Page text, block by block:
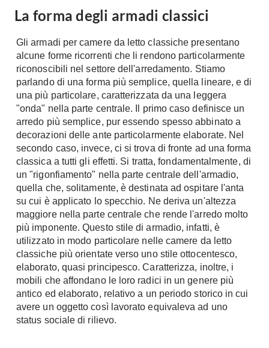
La forma degli armadi classici
Gli armadi per camere da letto classiche presentano
alcune forme ricorrenti che li rendono particolarmente
riconoscibili nel settore dell'arredamento. Stiamo
parlando di una forma più semplice, quella lineare, e di
una più particolare, caratterizzata da una leggera
"onda" nella parte centrale. Il primo caso definisce un
arredo più semplice, pur essendo spesso abbinato a
decorazioni delle ante particolarmente elaborate. Nel
secondo caso, invece, ci si trova di fronte ad una forma
classica a tutti gli effetti. Si tratta, fondamentalmente, di
un "rigonfiamento" nella parte centrale dell'armadio,
quella che, solitamente, è destinata ad ospitare l'anta
su cui è applicato lo specchio. Ne deriva un'altezza
maggiore nella parte centrale che rende l'arredo molto
più imponente. Questo stile di armadio, infatti, è
utilizzato in modo particolare nelle camere da letto
classiche più orientate verso uno stile ottocentesco,
elaborato, quasi principesco. Caratterizza, inoltre, i
mobili che affondano le loro radici in un genere più
antico ed elaborato, relativo a un periodo storico in cui
avere un oggetto così lavorato equivaleva ad uno
status sociale di rilievo.